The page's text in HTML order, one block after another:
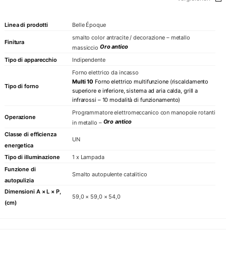
Linea di prodotti Belle Époque
Finitura
smalto color antracite / decorazione – metallo
massiccio Oro antico
Tipo di apparecchio
Indipendente
Tipo di forno
Forno elettrico da incasso
Multi 10 Forno elettrico multifunzione (riscaldamento
superiore e inferiore, sistema ad aria calda, grill a
infrarossi – 10 modalità di funzionamento)
Operazione
Programmatore elettromeccanico con manopole rotanti
in metallo – Oro antico
Classe di efficienza
energetica
UN
Tipo di illuminazione
1 x Lampada
Funzione di
autopulizia
Smalto autopulente catalitico
Dimensioni A × L × P,
(cm)
59,0 × 59,0 × 54,0